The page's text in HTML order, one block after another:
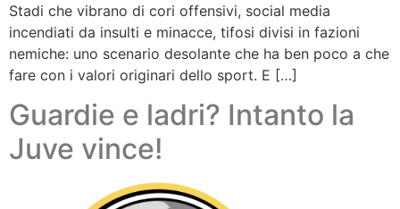
Stadi che vibrano di cori offensivi, social media
incendiati da insulti e minacce, tifosi divisi in fazioni
nemiche: uno scenario desolante che ha ben poco a che
fare con i valori originari dello sport. E […]
Guardie e ladri? Intanto la
Juve vince!